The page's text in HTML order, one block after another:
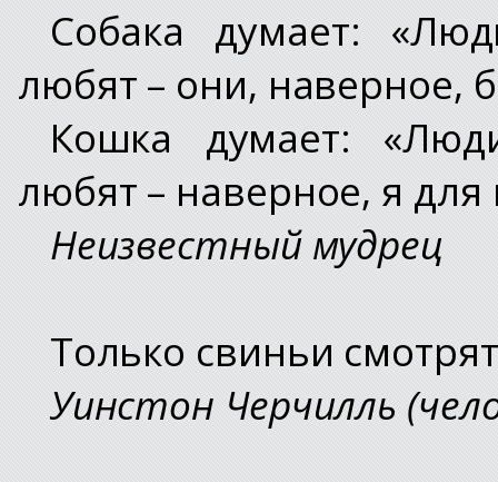
Собака думает:
любят – они, наверное,
Кошка думает:
любят – наверное, я для
Неизвестный мудрец
Только свиньи
Уинстон Черчилль